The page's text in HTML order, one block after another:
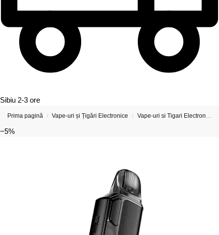
Sibiu 2-3 ore
Prima pagină / Vape-uri și Țigări Electronice / Vape-uri si Tigari Electronice Mici
−5%